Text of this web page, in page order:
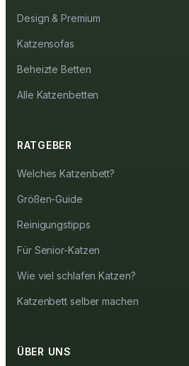
Design & Premium
Katzensofas
Beheizte Betten
Alle Katzenbetten
RATGEBER
Welches Katzenbett?
Größen-Guide
Reinigungstipps
Für Senior-Katzen
Wie viel schlafen Katzen?
Katzenbett selber machen
ÜBER UNS